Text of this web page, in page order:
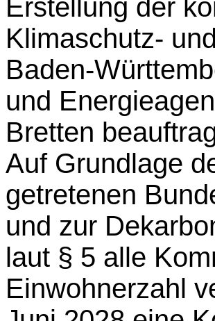
Erstellung der
Klimaschutz-
Baden-
und
Bretten
Auf Grundlage
getretenen
und zur
laut § 5 alle
Einwohnerzahl